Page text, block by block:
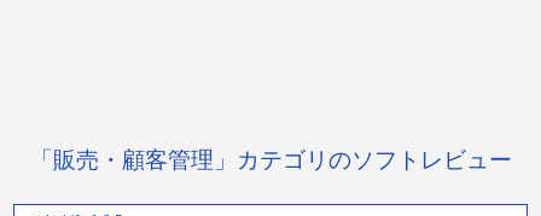
「販売・顧客管理」カテゴリのソフトレビュー